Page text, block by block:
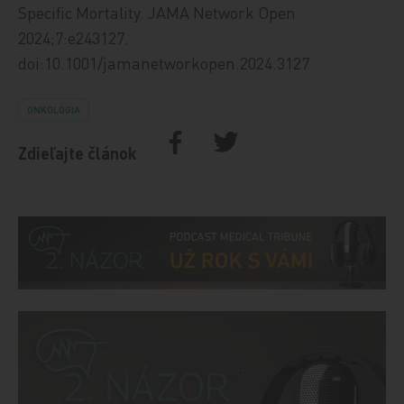
Specific Mortality. JAMA Network Open
2024;7:e243127.
doi:10.1001/jamanetworkopen.2024.3127
ONKOLÓGIA
Zdieľajte článok